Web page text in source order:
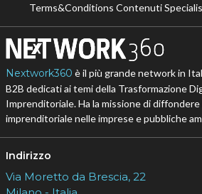
Terms&Conditions Contenuti
Nextwork360 è il più grande network in
B2B dedicati ai temi della Trasformazione
Imprenditoriale. Ha la missione di
imprenditoriale nelle imprese e pubbliche
Indirizzo
Via Moretto da Brescia, 22